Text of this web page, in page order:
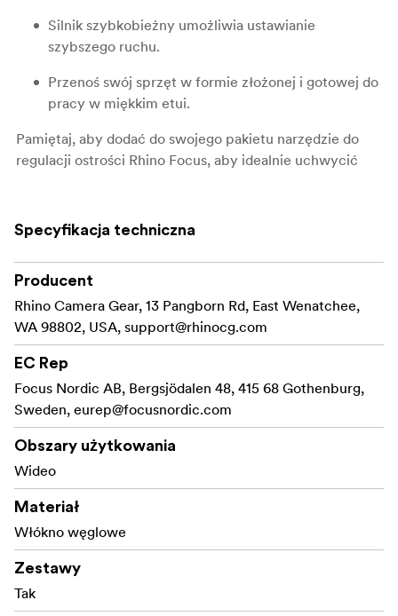
Silnik szybkobieżny umożliwia ustawianie
szybszego ruchu.
Przenoś swój sprzęt w formie złożonej i gotowej do
pracy w miękkim etui.
Pamiętaj, aby dodać do swojego pakietu narzędzie do
regulacji ostrości Rhino Focus, aby idealnie uchwycić
Rhino Arc II
Napęd Rhino – wersja szybkobieżna
Etui na slider (60 cm)
Specyfikacja techniczna
Producent
Rhino Camera Gear, 13 Pangborn Rd, East Wenatchee,
WA 98802, USA, support@rhinocg.com
EC Rep
Focus Nordic AB, Bergsjödalen 48, 415 68 Gothenburg,
Sweden, eurep@focusnordic.com
Obszary użytkowania
Wideo
Materiał
Włókno węglowe
Zestawy
Tak